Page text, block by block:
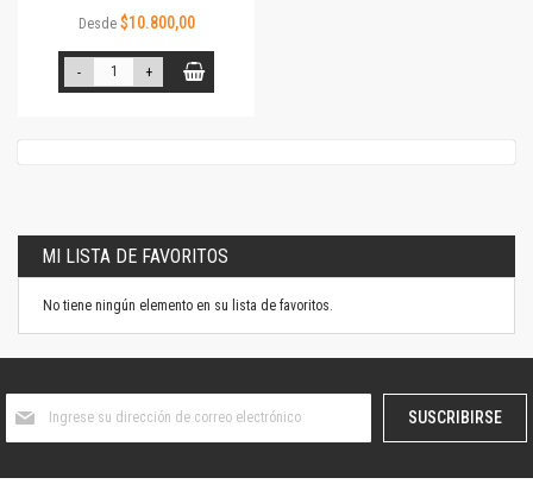
Desde $10.800,00
- +
MI LISTA DE FAVORITOS
No tiene ningún elemento en su lista de favoritos.
boletín
SUSCRIBIRSE